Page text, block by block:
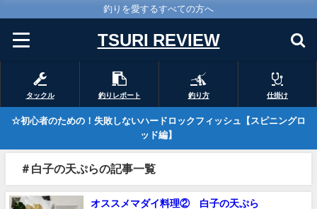
釣りを愛するすべての方へ
TSURI REVIEW
タックル 釣りレポート 釣り方 仕掛け
☆初心者のための！失敗しないハードロックフィッシュ【スピニングロ
ッド編】
＃白子の天ぷらの記事一覧
オススメマダイ料理② 白子の天ぷら